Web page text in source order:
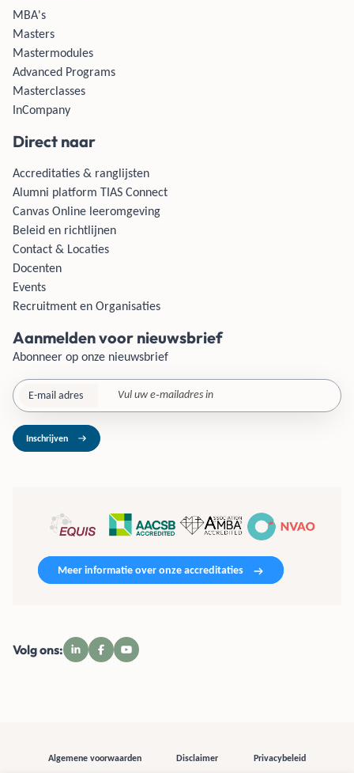
MBA's
Masters
Mastermodules
Advanced Programs
Masterclasses
InCompany
Direct naar
Accreditaties & ranglijsten
Alumni platform TIAS Connect
Canvas Online leeromgeving
Beleid en richtlijnen
Contact & Locaties
Docenten
Events
Recruitment en Organisaties
Aanmelden voor nieuwsbrief
Abonneer op onze nieuwsbrief
E-mail adres
Inschrijven
Meer informatie over onze accreditaties
Volg ons:
Algemene voorwaarden Disclaimer Privacybeleid